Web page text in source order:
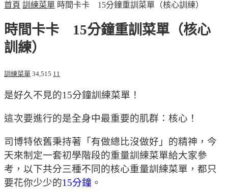
首頁 訓練菜單 時間卡卡 15分鐘重訓菜單（核心訓練）
時間卡卡 15分鐘重訓菜單（核心
訓練）
訓練菜單 34,515 11
是好久不見的15分鐘訓練菜單！
這次要進行的是全身中最重要的肌群：核心！
司博特依舊秉持著「有做總比沒做好」的精神，今
天來制定一套初學階段的重量訓練菜單給大家參
考，以下共分三種不同的核心重量訓練菜單，都只
要花你少少的15分鐘 。